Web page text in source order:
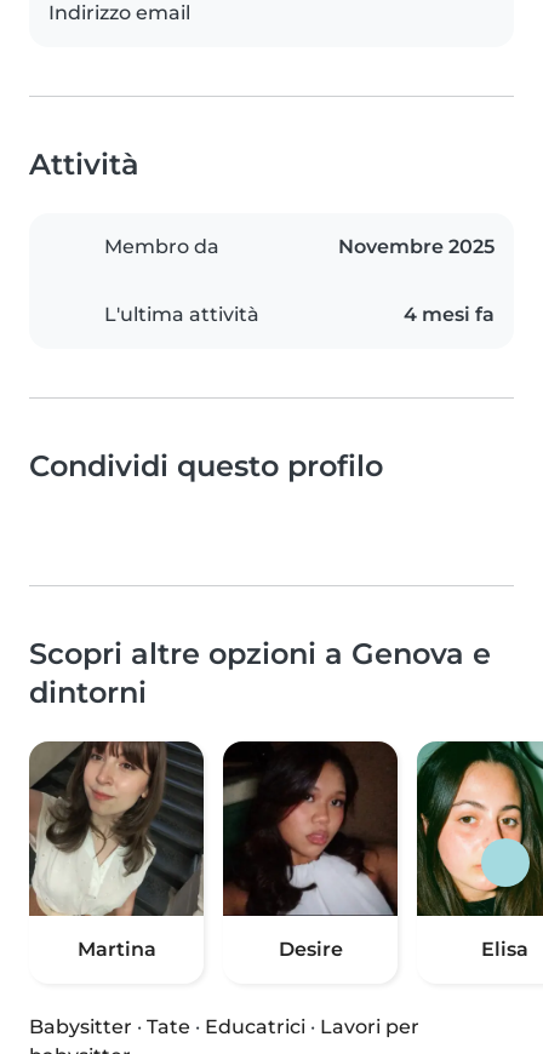
Indirizzo email
Attività
Membro da Novembre 2025
L'ultima attività 4 mesi fa
Condividi questo profilo
Scopri altre opzioni a Genova e
dintorni
Martina Desire Elisa
Babysitter · Tate · Educatrici · Lavori per